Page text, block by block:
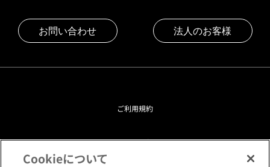
お問い合わせ 法人のお客様
ご利用規約
プライバシーポリシー
Cookieについて